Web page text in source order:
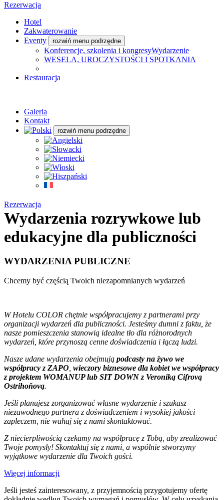
Rezerwacja
Hotel
Zakwaterowanie
Eventy
rozwiń menu podrzędne
Konferencje, szkolenia i kongresyWydarzenie
WESELA, UROCZYSTOŚCI I SPOTKANIA
Restauracja
Galeria
Kontakt
rozwiń menu podrzędne
Rezerwacja
Wydarzenia rozrywkowe lub
edukacyjne dla publiczności
WYDARZENIA PUBLICZNE
Chcemy być częścią Twoich niezapomnianych wydarzeń
W Hotelu COLOR chętnie współpracujemy z partnerami przy
organizacji wydarzeń dla publiczności. Jesteśmy dumni z faktu, że
nasze pomieszczenia stanowią idealne tło dla różnorodnych
wydarzeń, które przynoszą cenne doświadczenia i łączą ludzi.
Nasze udane wydarzenia obejmują podcasty na żywo we
współpracy z ZAPO wieczory biznesowe dla kobiet we współpracy
z projektem WOMANUP lub SIT DOWN z Veroniką Cifrovą
Ostrihoňovą.
Jeśli planujesz zorganizować własne wydarzenie i szukasz
niezawodnego partnera z doświadczeniem i wysokiej jakości
zapleczem, nie wahaj się z nami skontaktować.
Z niecierpliwością czekamy na współpracę z Tobą, aby zrealizować
Twoje pomysły! Skontaktuj się z nami, a wspólnie stworzymy
wyjątkowe wydarzenie dla Twoich gości.
Więcej informacji
Jeśli jesteś zainteresowany, z przyjemnością przygotujemy ofertę